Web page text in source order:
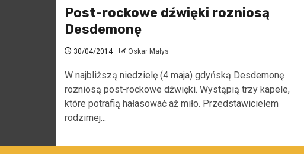
Post-rockowe dźwięki rozniosą
Desdemonę
30/04/2014 Oskar Małys
W najbliższą niedzielę (4 maja) gdyńską Desdemonę
rozniosą post-rockowe dźwięki. Wystąpią trzy kapele,
które potrafią hałasować aż miło. Przedstawicielem
rodzimej...